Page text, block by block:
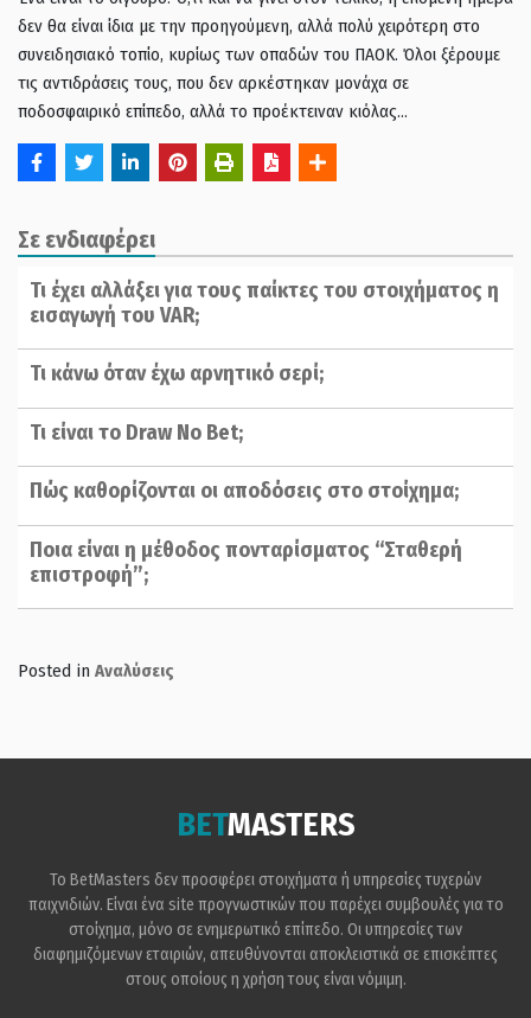
δεν θα είναι ίδια με την προηγούμενη, αλλά πολύ χειρότερη στο
συνειδησιακό τοπίο, κυρίως των οπαδών του ΠΑΟΚ. Όλοι ξέρουμε
τις αντιδράσεις τους, που δεν αρκέστηκαν μονάχα σε
ποδοσφαιρικό επίπεδο, αλλά το προέκτειναν κιόλας…
Σε ενδιαφέρει
Τι έχει αλλάξει για τους παίκτες του στοιχήματος η
εισαγωγή του VAR;
Τι κάνω όταν έχω αρνητικό σερί;
Τι είναι το Draw No Bet;
Πώς καθορίζονται οι αποδόσεις στο στοίχημα;
Ποια είναι η μέθοδος πονταρίσματος “Σταθερή
επιστροφή”;
Posted in Αναλύσεις
BETMASTERS
Το BetMasters δεν προσφέρει στοιχήματα ή υπηρεσίες τυχερών
παιχνιδιών. Είναι ένα site προγνωστικών που παρέχει συμβουλές για το
στοίχημα, μόνο σε ενημερωτικό επίπεδο. Οι υπηρεσίες των
διαφημιζόμενων εταιριών, απευθύνονται αποκλειστικά σε επισκέπτες
στους οποίους η χρήση τους είναι νόμιμη.